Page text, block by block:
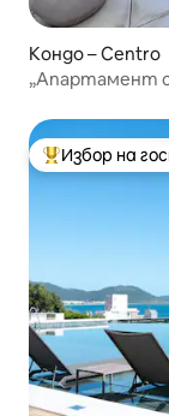
Кондо – Centro
„Апартамент с
Най-Избор на